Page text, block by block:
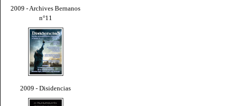
2009 - Archives Bernanos
n°11
2009 - Disidencias